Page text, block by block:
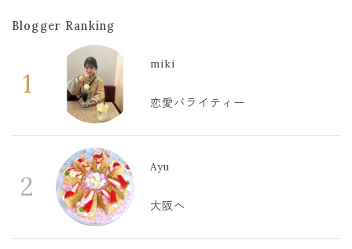
Blogger Ranking
1
miki
恋愛バライティー
2
Ayu
大阪へ